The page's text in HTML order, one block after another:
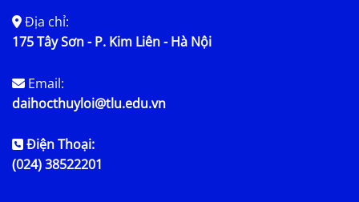
Địa chỉ:
175 Tây Sơn - P. Kim Liên - Hà Nội
Email:
daihocthuyloi@tlu.edu.vn
Điện Thoại:
(024) 38522201